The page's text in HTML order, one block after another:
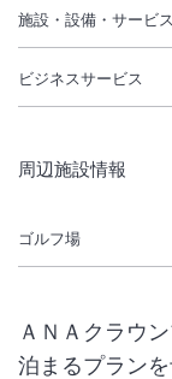
施設・設備・サービス
ビジネスサービス
周辺施設情報
ゴルフ場
ＡＮＡクラウ
泊まるプラン